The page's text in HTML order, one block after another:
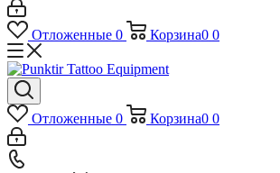
Отложенные 0 Корзина0 0
Отложенные 0 Корзина0 0